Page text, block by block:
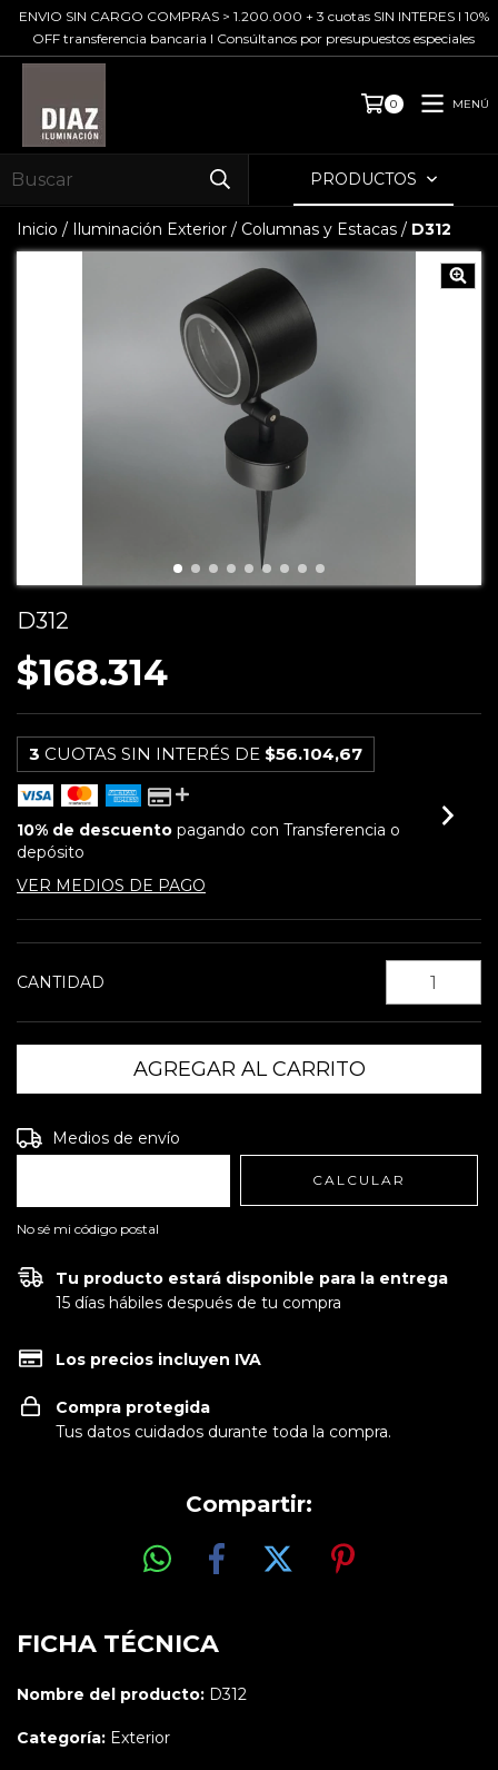
ENVIO SIN CARGO COMPRAS > 1.200.000 + 3 cuotas SIN INTERES I 10%
OFF transferencia bancaria I Consúltanos por presupuestos especiales
0 MENÚ
PRODUCTOS
Inicio / Iluminación Exterior / Columnas y Estacas / D312
D312
$168.314
3 CUOTAS SIN INTERÉS DE $56.104,67
10% de descuento pagando con Transferencia o
depósito
VER MEDIOS DE PAGO
CANTIDAD
Entregas para el CP:
Medios de envío
CALCULAR
No sé mi código postal
Tu producto estará disponible para la entrega
15 días hábiles después de tu compra
Los precios incluyen IVA
Compra protegida
Tus datos cuidados durante toda la compra.
Compartir:
FICHA TÉCNICA
Nombre del producto: D312
Categoría: Exterior